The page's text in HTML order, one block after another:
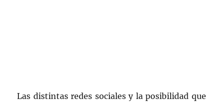
Las distintas redes sociales y la posibilidad que